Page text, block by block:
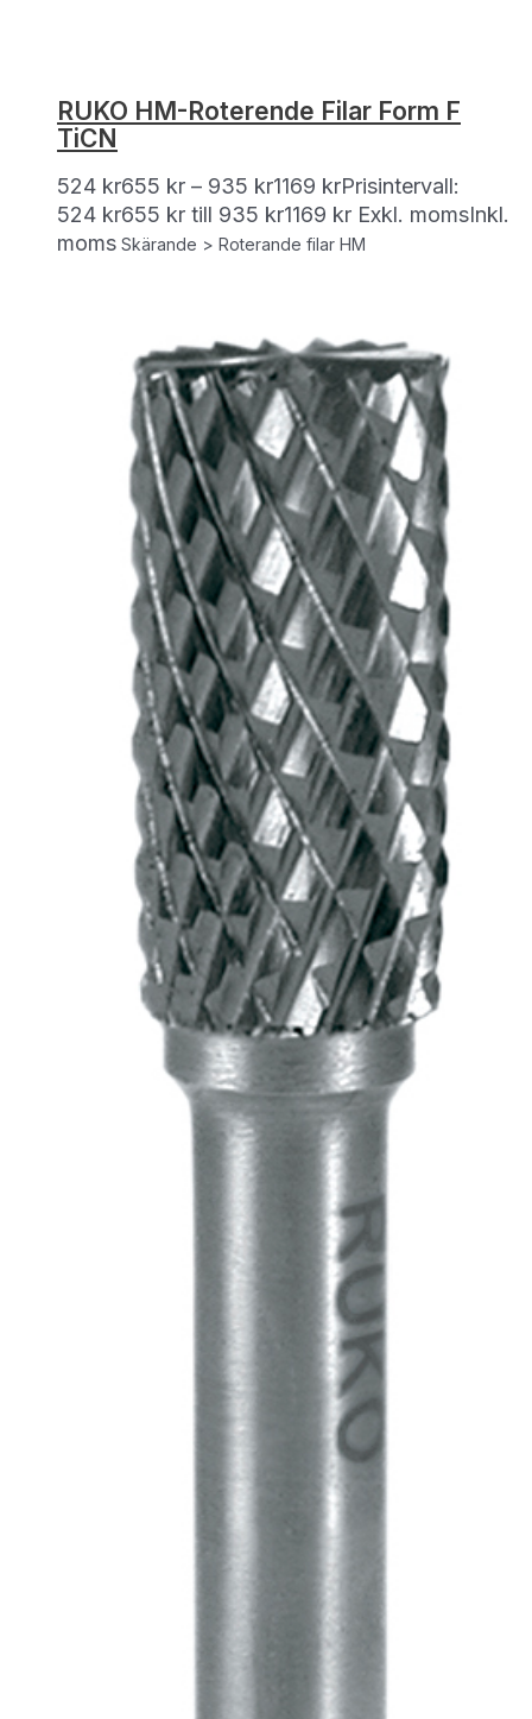
RUKO HM-Roterende Filar Form F
TiCN
524 kr655 kr – 935 kr1169 krPrisintervall:
524 kr655 kr till 935 kr1169 kr Exkl. momsInkl.
moms Skärande > Roterande filar HM